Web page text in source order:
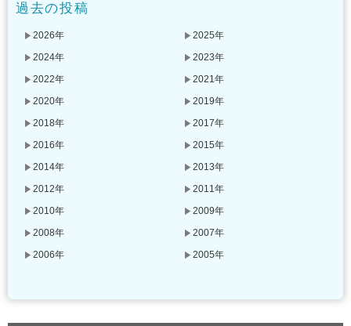
過去の投稿
2026年
2025年
2024年
2023年
2022年
2021年
2020年
2019年
2018年
2017年
2016年
2015年
2014年
2013年
2012年
2011年
2010年
2009年
2008年
2007年
2006年
2005年